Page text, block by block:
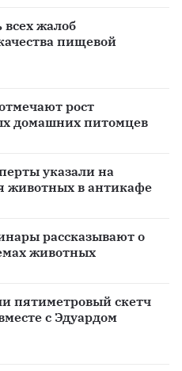
жалоб
пищевой
рост
домашних питомцев
указали на
животных в антикафе
рассказывают о
животных
пятиметровый скетч
с Эдуардом